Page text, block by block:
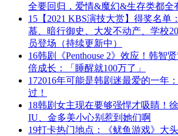
全要回归，爱情&魔幻&生存类都全
15 【2021 KBS演技大赏】得奖名单
慕、暗行御史、大发不动产、学校
员登场（持续更新中）
16韩剧《Penthouse 2》效应！韩智
倍成长：「睡醒就100万了」
172016年可能是韩剧迷最爱的一年
过！
18韩剧女主现在要够强悍才吸睛！
IU、金多美小心别惹到她们啊
19打卡热门地点：《鱿鱼游戏》大